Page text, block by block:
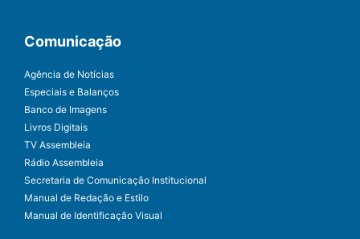
Comunicação
Agência de Notícias
Especiais e Balanços
Banco de Imagens
Livros Digitais
TV Assembleia
Rádio Assembleia
Secretaria de Comunicação Institucional
Manual de Redação e Estilo
Manual de Identificação Visual